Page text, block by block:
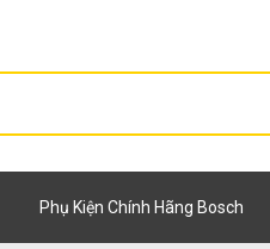
Phụ Kiện Chính Hãng Bosch